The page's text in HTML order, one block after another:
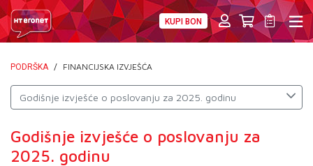
KUPI BON
PODRŠKA
PODRŠKA / FINANCIJSKA IZVJEŠĆA
Godišnje izvješće o poslovanju za 2025. godinu
Godišnje izvješće o poslovanju za
2025. godinu